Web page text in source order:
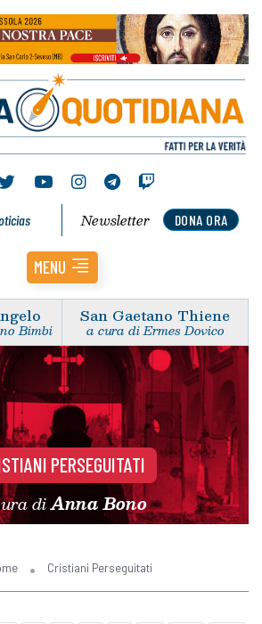
DONA ORA
Newsletter
MENU
Bimbi
San Gaetano Thiene
a cura di Ermes Dovico
PERSEGUITATI
diAnna Bono
Cristiani Perseguitati